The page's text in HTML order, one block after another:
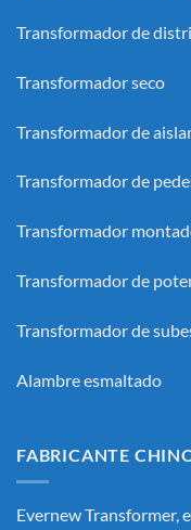
Transformador de
Transformador seco
Transformador de
Transformador de
Transformador
Transformador de
Transformador de
Alambre esmaltado
FABRICANTE
Evernew Transformer,